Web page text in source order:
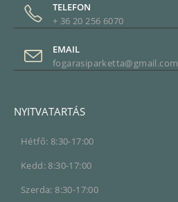
TELEFON
+ 36 20 256 6070
EMAIL
fogarasiparketta@gmail.com
NYITVATARTÁS
Hétfő: 8:30-17:00
Kedd: 8:30-17:00
Szerda: 8:30-17:00